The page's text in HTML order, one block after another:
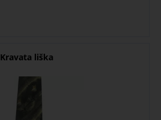
Kravata liška